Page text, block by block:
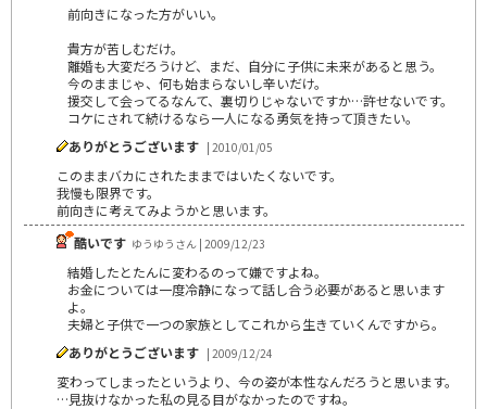
前向きになった方がいい。
貴方が苦しむだけ。
離婚も大変だろうけど、まだ、自分に子供に未来があると思う。
今のままじゃ、何も始まらないし辛いだけ。
援交して会ってるなんて、裏切りじゃないですか…許せないです。
コケにされて続けるなら一人になる勇気を持って頂きたい。
ありがとうございます | 2010/01/05
このままバカにされたままではいたくないです。
我慢も限界です。
前向きに考えてみようかと思います。
酷いです ゆうゆうさん | 2009/12/23
結婚したとたんに変わるのって嫌ですよね。
お金については一度冷静になって話し合う必要があると思います
よ。
夫婦と子供で一つの家族としてこれから生きていくんですから。
ありがとうございます | 2009/12/24
変わってしまったというより、今の姿が本性なんだろうと思います。
…見抜けなかった私の見る目がなかったのですね。